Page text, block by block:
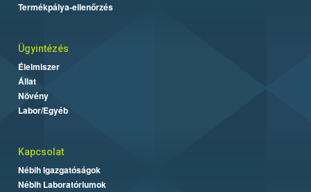
Termékpálya-ellenőrzés
Ügyintézés
Élelmiszer
Állat
Növény
Labor/Egyéb
Kapcsolat
Nébih Igazgatóságok
Nébih Laboratóriumok